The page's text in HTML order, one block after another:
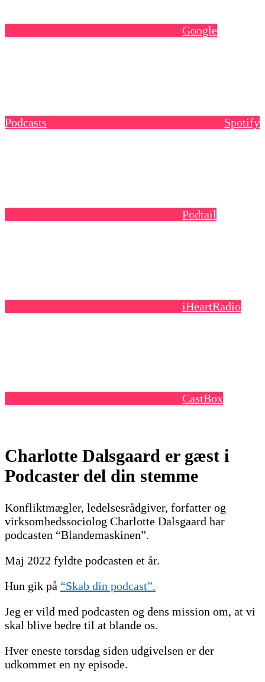
Google
Podcasts Spotify
Podtail
iHeartRadio
CastBox
Charlotte Dalsgaard er gæst i
Podcaster del din stemme
Konfliktmægler, ledelsesrådgiver, forfatter og
virksomhedssociolog Charlotte Dalsgaard har
podcasten “Blandemaskinen”.
Maj 2022 fyldte podcasten et år.
Hun gik på “Skab din podcast”.
Jeg er vild med podcasten og dens mission om, at vi
skal blive bedre til at blande os.
Hver eneste torsdag siden udgivelsen er der
udkommet en ny episode.